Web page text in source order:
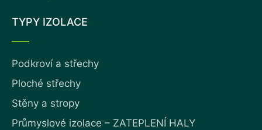
TYPY IZOLACE
Podkroví a střechy
Ploché střechy
Stěny a stropy
Průmyslové izolace – ZATEPLENÍ HALY